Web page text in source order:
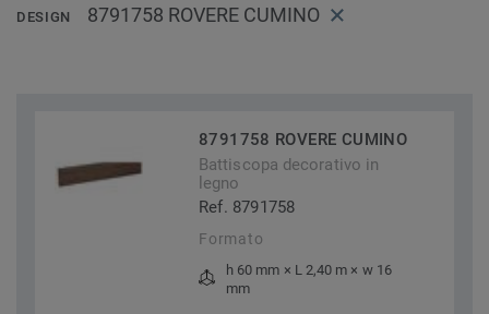
DESIGN 8791758 ROVERE CUMINO
8791758 ROVERE CUMINO
Battiscopa decorativo in
legno
Ref. 8791758
Formato
h 60 mm × L 2,40 m × w 16
mm